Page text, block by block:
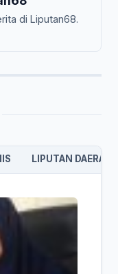
di Liputan68.
LIPUTAN DAERAH